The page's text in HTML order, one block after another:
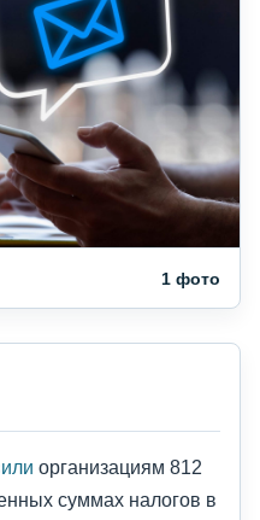
1 фото
организациям 812
суммах налогов в